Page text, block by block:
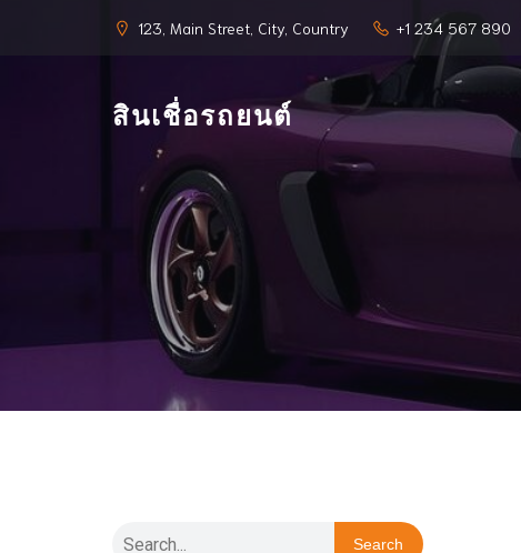
123, Main Street, City, Country +1 234 567 890
สินเชื่อรถยนต์
Search